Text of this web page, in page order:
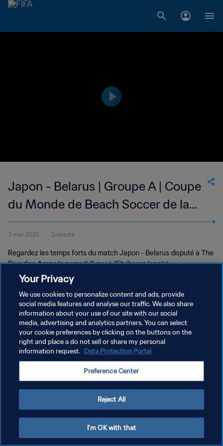
Japon - Belarus | Groupe A | Coupe
du Monde de Beach Soccer de la
FIFA, Seychelles 2025™ | Temps
forts
3 mai 2025 2minute
Regardez les temps forts du match Japon - Belarus disputé à The
Paradise Arena le samedi 3 mai à 15h (heure locale).
POLITIQUE DE CONFIDENTIALITÉ
CONDITIONS D'UTILISATION
GÉRER VOS PRÉFÉRENCES SUR LES COOKIES
Your Privacy
We use cookies to personalize content and ads, provide
social media features and analyse our traffic. We also share
information about your use of our site with our social
media, advertising and analytics partners. You can select
your cookie preferences by clicking on the buttons on the
right and place a do not sell or share my personal
information request. Data Protection Portal
Preference Center
Reject All
I'm OK with that